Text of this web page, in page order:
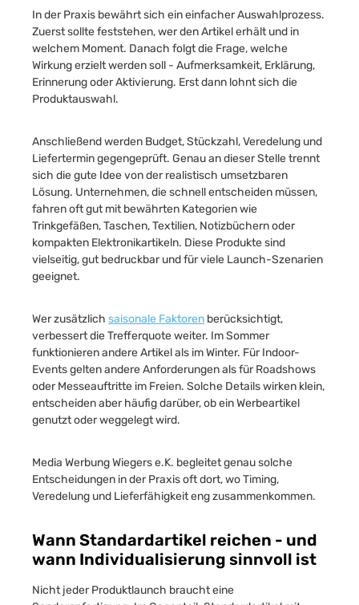
In der Praxis bewährt sich ein einfacher Auswahlprozess.
Zuerst sollte feststehen, wer den Artikel erhält und in
welchem Moment. Danach folgt die Frage, welche
Wirkung erzielt werden soll - Aufmerksamkeit, Erklärung,
Erinnerung oder Aktivierung. Erst dann lohnt sich die
Produktauswahl.
Anschließend werden Budget, Stückzahl, Veredelung und
Liefertermin gegengeprüft. Genau an dieser Stelle trennt
sich die gute Idee von der realistisch umsetzbaren
Lösung. Unternehmen, die schnell entscheiden müssen,
fahren oft gut mit bewährten Kategorien wie
Trinkgefäßen, Taschen, Textilien, Notizbüchern oder
kompakten Elektronikartikeln. Diese Produkte sind
vielseitig, gut bedruckbar und für viele Launch-Szenarien
geeignet.
Wer zusätzlich saisonale Faktoren berücksichtigt,
verbessert die Trefferquote weiter. Im Sommer
funktionieren andere Artikel als im Winter. Für Indoor-
Events gelten andere Anforderungen als für Roadshows
oder Messeauftritte im Freien. Solche Details wirken klein,
entscheiden aber häufig darüber, ob ein Werbeartikel
genutzt oder weggelegt wird.
Media Werbung Wiegers e.K. begleitet genau solche
Entscheidungen in der Praxis oft dort, wo Timing,
Veredelung und Lieferfähigkeit eng zusammenkommen.
Wann Standardartikel reichen - und
wann Individualisierung sinnvoll ist
Nicht jeder Produktlaunch braucht eine